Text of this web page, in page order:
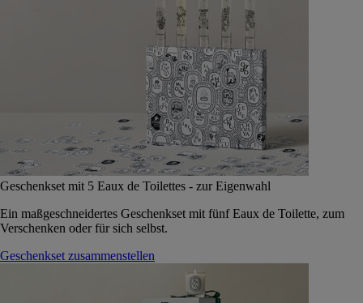
Geschenkset mit 5 Eaux de Toilettes - zur Eigenwahl
Ein maßgeschneidertes Geschenkset mit fünf Eaux de Toilette, zum
Verschenken oder für sich selbst.
Geschenkset zusammenstellen